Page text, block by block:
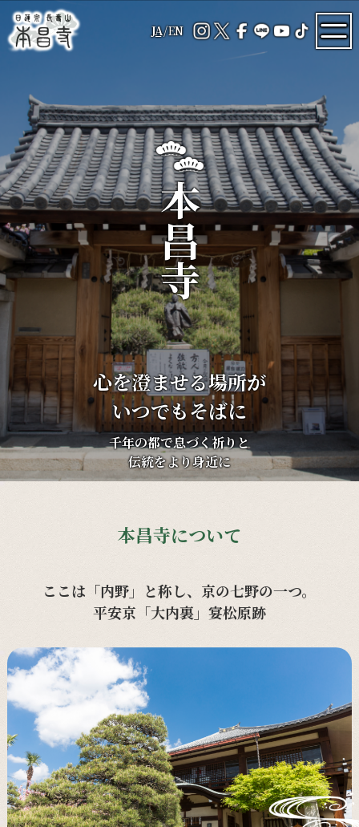
JA/EN
心を澄ませる場所が
いつでもそばに
千年の都で息づく祈りと
伝統をより身近に
本昌寺
本昌寺について
ここは「内野」と称し、京の七野の一つ。
平安京「大内裏」宴松原跡